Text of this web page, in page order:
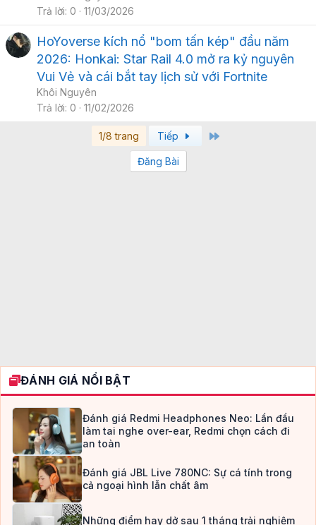
Trả lời 0 11/03/2026
HoYoverse kích nổ "bom tấn kép" đầu năm
2026: Honkai: Star Rail 4.0 mở ra kỷ nguyên
Vui Vẻ và cái bắt tay lịch sử với Fortnite
Khôi Nguyên
Trả lời 0 11/02/2026
1/8 trang Tiếp
Đăng Bài
ĐÁNH GIÁ NỔI BẬT
Đánh giá Redmi Headphones Neo: Lần đầu
làm tai nghe over-ear, Redmi chọn cách đi
an toàn
Đánh giá JBL Live 780NC: Sự cá tính trong
cả ngoại hình lẫn chất âm
Những điểm hay dở sau 1 tháng trải nghiệm